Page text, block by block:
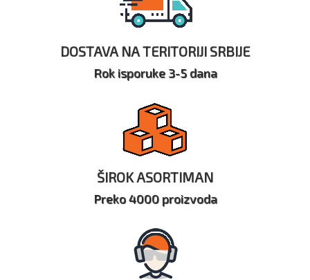
DOSTAVA NA TERITORIJI SRBIJE
Rok isporuke 3-5 dana
ŠIROK ASORTIMAN
Preko 4000 proizvoda